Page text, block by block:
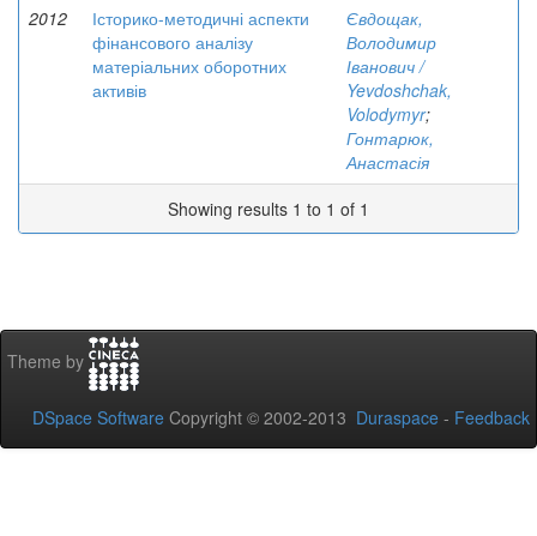
2012
Історико-методичні аспекти
фінансового аналізу
матеріальних оборотних
активів
Євдощак,
Володимир
Іванович /
Yevdoshchak,
Volodymyr;
Гонтарюк,
Анастасія
Showing results 1 to 1 of 1
Theme by
DSpace Software Copyright © 2002-2013 Duraspace - Feedback